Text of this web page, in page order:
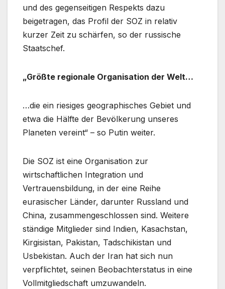
und des gegenseitigen Respekts dazu
beigetragen, das Profil der SOZ in relativ
kurzer Zeit zu schärfen, so der russische
Staatschef.
„Größte regionale Organisation der Welt…
…die ein riesiges geographisches Gebiet und
etwa die Hälfte der Bevölkerung unseres
Planeten vereint“ – so Putin weiter.
Die SOZ ist eine Organisation zur
wirtschaftlichen Integration und
Vertrauensbildung, in der eine Reihe
eurasischer Länder, darunter Russland und
China, zusammengeschlossen sind. Weitere
ständige Mitglieder sind Indien, Kasachstan,
Kirgisistan, Pakistan, Tadschikistan und
Usbekistan. Auch der Iran hat sich nun
verpflichtet, seinen Beobachterstatus in eine
Vollmitgliedschaft umzuwandeln.